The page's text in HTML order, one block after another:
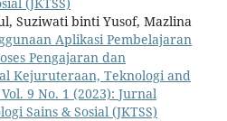
Suziwati binti Yusof, Mazlina
Aplikasi Pembelajaran
Pengajaran dan
Kejuruteraan, Teknologi and
Vol. 9 No. 1 (2023): Jurnal
Sains & Sosial (JKTSS)